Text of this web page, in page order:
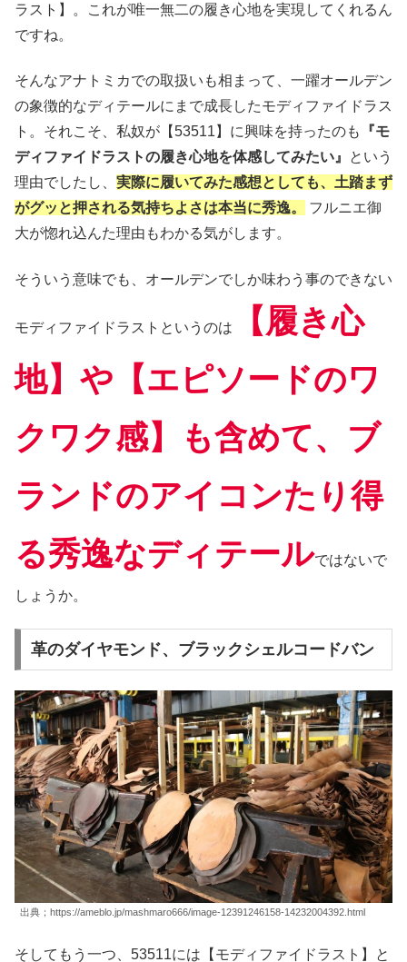
ラスト】。これが唯一無二の履き心地を実現してくれるん
ですね。
そんなアナトミカでの取扱いも相まって、一躍オールデン
の象徴的なディテールにまで成長したモディファイドラス
ト。それこそ、私奴が【53511】に興味を持ったのも
『モ
ディファイドラストの履き心地を体感してみたい』
という
理由でしたし、 実際に履いてみた感想としても、土踏まず
がグッと押される気持ちよさは本当に秀逸。
フルニエ御
大が惚れ込んた理由もわかる気がします。
そういう意味でも、オールデンでしか味わう事のできない
モディファイドラストというのは
【履き心
地】や【エピソードのワ
クワク感】も含めて、ブ
ランドのアイコンたり得
る秀逸なディテールではないで
しょうか。
革のダイヤモンド、ブラックシェルコードバン
出典；https://ameblo.jp/mashmaro666/image-12391246158-14232004392.html
そしてもう一つ、53511には【モディファイドラスト】と